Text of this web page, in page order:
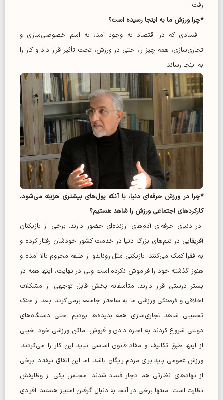
رفت.
*چرا ورزش ما به اینجا رسیده است؟
- فسادی که در اقتصاد به وجود آمد، به اسم خصوصی‌سازی و
تجاری‌سازی، همه چیز را، حتی در ورزش، تحت تأثیر قرار داد و کار را
به اینجا رساند.
*چرا در ورزش حرفه‌ای دنیا، با آنکه پول‌های بیشتری هزینه می‌شود،
کارکرد‌های اجتماعی ورزش را شاهد هستیم؟
-در دنیای حرفه‌ای آدم‌های ارزنده‌ای حضور دارند. برخی از بازیکنان
آفریقایی در تیم‌های بزرگ دنیا در خدمت کشور خودشان رفتار کرده و
به فقرا کمک می‌کنند. بازیکنی مثل رونالدو از طبقه محروم بالا آمده و
هنوز گذشته خود را فراموش نکرده است ولی در نهایت، اینها همه در
بستر درستی قرار دارند. متأسفانه بخش قابل توجهی از مشکلات
اخلاقی و فرهنگی ورزشی ما به ساختار جامعه برمی‌گردد. بعد از جنگ
تحمیلی شاهد تجاری‌سازی همه پدیده‌ها بودیم. حتی دستگاه‌های
دولتی شروع کردند به اجاره دادن و فروش اماکن ورزشی خود. خیلی
از اینها طبق تکالیف و مفاد قانون اساسی نباید این کار را می‌کردند.
ورزش عمومی باید برای مردم رایگان باشد، اما این اتفاق نیفتاد. برخی
از نهاد‌های نظارتی هم دچار فساد شدند. مجلس یکی از وظایفش
نظارت است، منتها برخی در آنجا به دنبال گرفتن امتیاز هستند. افرادی